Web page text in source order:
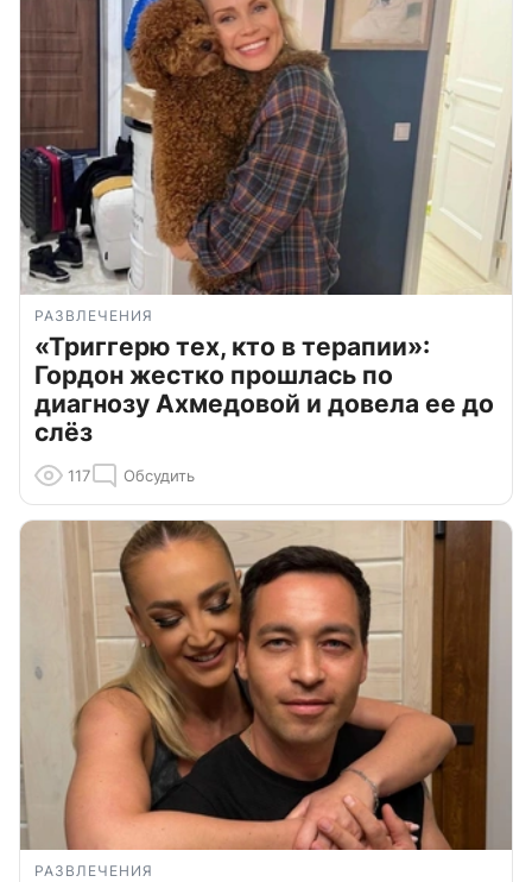
РАЗВЛЕЧЕНИЯ
«Триггерю тех, кто в терапии»:
Гордон жестко прошлась по
диагнозу Ахмедовой и довела ее до
слёз
117 Обсудить
РАЗВЛЕЧЕНИЯ